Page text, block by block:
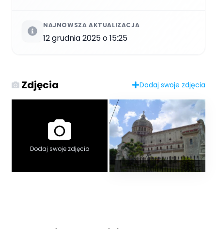
NAJNOWSZA AKTUALIZACJA
12 grudnia 2025 o 15:25
Zdjęcia Dodaj swoje zdjęcia
Dodaj swoje zdjęcia